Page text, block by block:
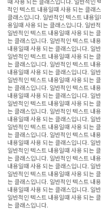
적인 텍스트 내용일때 사용 되는 클래
클래스입니다. 일반적인 텍스트 내용
용일때 사용 되는 클래스입니다. 일반
일반적인 텍스트 내용일때 사용 되는
는 클래스입니다. 일반적인 텍스트 내
내용일때 사용 되는 클래스입니다. 일
일반적인 텍스트 내용일때 사용 되는
는 클래스입니다. 일반적인 텍스트 내
내용일때 사용 되는 클래스입니다. 일
일반적인 텍스트 내용일때 사용 되는
는 클래스입니다. 일반적인 텍스트 내
내용일때 사용 되는 클래스입니다. 일
일반적인 텍스트 내용일때 사용 되는
는 클래스입니다. 일반적인 텍스트 내
내용일때 사용 되는 클래스입니다. 일
일반적인 텍스트 내용일때 사용 되는
는 클래스입니다. 일반적인 텍스트 내
내용일때 사용 되는 클래스입니다. 일
일반적인 텍스트 내용일때 사용 되는
는 클래스입니다. 일반적인 텍스트 내
내용일때 사용 되는 클래스입니다. 일
일반적인 텍스트 내용일때 사용 되는
는 클래스입니다. 일반적인 텍스트 내
내용일때 사용 되는 클래스입니다. 일
일반적인 텍스트 내용일때 사용 되는
는 클래스입니다.